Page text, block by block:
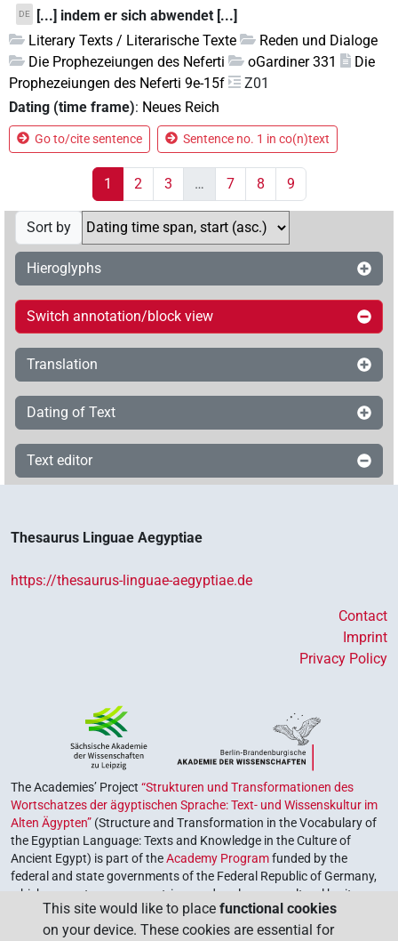
DE
[...] indem er sich abwendet [...]
Literary Texts / Literarische Texte
Reden und Dialoge
Die Prophezeiungen des Neferti
oGardiner 331
Die
Prophezeiungen des Neferti 9e-15f
Z01
Dating (time frame): Neues Reich
Go to/cite sentence Sentence no. 1 in co(n)text
1 2 3 … 7 8 9
Sort by
Hieroglyphs
Switch annotation/block view
Translation
Dating of Text
Text editor
Thesaurus Linguae Aegyptiae
https://thesaurus-linguae-aegyptiae.de
Contact
Imprint
Privacy Policy
The Academies’ Project “Strukturen und Transformationen des
Wortschatzes der ägyptischen Sprache: Text- und Wissenskultur im
Alten Ägypten” (Structure and Transformation in the Vocabulary of
the Egyptian Language: Texts and Knowledge in the Culture of
Ancient Egypt) is part of theAcademy Programfunded by the
federal and state governments of the Federal Republic of Germany,
which serves to preserve, retrieve and explore our cultural heritage.
The program is coordinated by theUnion of the German Academies
of Sciences and Humanities.
This site would like to place functional cookies
on your device. These cookies are essential for